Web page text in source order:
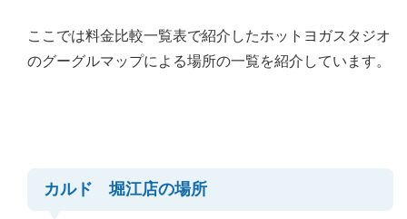
ここでは料金比較一覧表で紹介したホットヨガスタジオ
のグーグルマップによる場所の一覧を紹介しています。
カルド 堀江店の場所